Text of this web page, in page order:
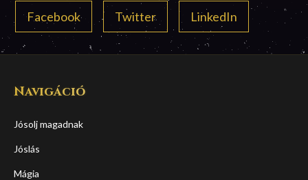
Facebook Twitter LinkedIn
Navigáció
Jósolj magadnak
Jóslás
Mágia